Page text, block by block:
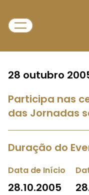
28 outubro
Participa nas
das Jornadas
Duração do
Data de Início
28.10.2005